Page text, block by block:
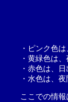
・ピンク色
・黄緑色は
・赤色は、
・水色は、
ここでの情